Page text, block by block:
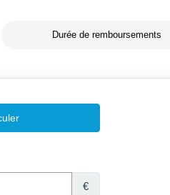
Durée de remboursements